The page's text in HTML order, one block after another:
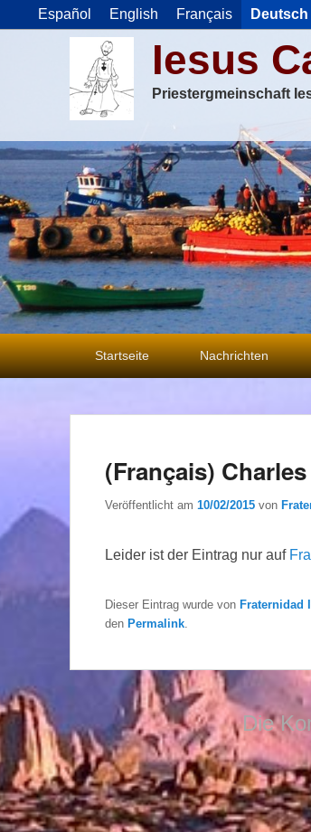
Español English Français Deutsch
Iesus
Priestergmeinschaft
Primäres
Menü
Startseite Nachrichten
(Français)
Veröffentlicht am 10/02/2015 von
Leider ist der Eintrag nur auf
Dieser Eintrag wurde von Fraternidad
den Permalink
Die